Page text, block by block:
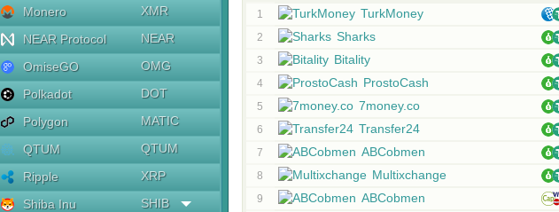
Monero
XMR
NEAR Protocol
NEAR
OmiseGO
OMG
Polkadot
DOT
Polygon
MATIC
QTUM
QTUM
Ripple
XRP
Shiba Inu
SHIB
1 TurkMoney
2 Sharks
3 Bitality
4 ProstoCash
5 7money.co
6 Transfer24
7 ABCobmen
8 Multixchange
9 ABCobmen